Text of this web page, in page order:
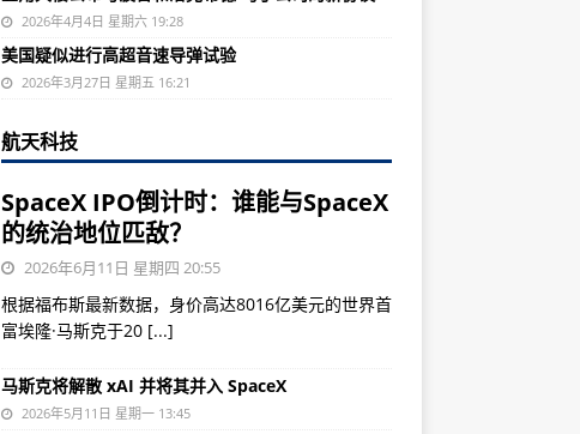
2026年4月4日 星期六 19:28
美国疑似进行高超音速导弹试验
2026年3月27日 星期五 16:21
航天科技
SpaceX IPO倒计时：谁能与SpaceX
的统治地位匹敌？
2026年6月11日 星期四 20:55
根据福布斯最新数据，身价高达8016亿美元的世界首
富埃隆·马斯克于20 [...]
马斯克将解散 xAI 并将其并入 SpaceX
2026年5月11日 星期一 13:45